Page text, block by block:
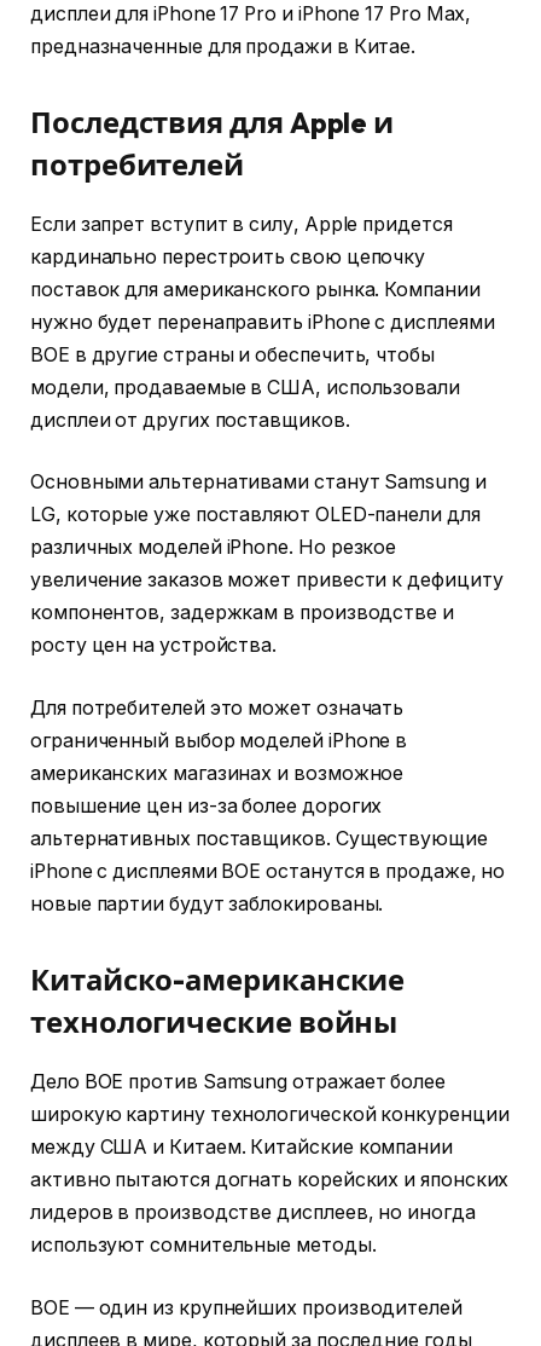
дисплеи для iPhone 17 Pro и iPhone 17 Pro Max,
предназначенные для продажи в Китае.
Последствия для Apple и
потребителей
Если запрет вступит в силу, Apple придется
кардинально перестроить свою цепочку
поставок для американского рынка. Компании
нужно будет перенаправить iPhone с дисплеями
BOE в другие страны и обеспечить, чтобы
модели, продаваемые в США, использовали
дисплеи от других поставщиков.
Основными альтернативами станут Samsung и
LG, которые уже поставляют OLED-панели для
различных моделей iPhone. Но резкое
увеличение заказов может привести к дефициту
компонентов, задержкам в производстве и
росту цен на устройства.
Для потребителей это может означать
ограниченный выбор моделей iPhone в
американских магазинах и возможное
повышение цен из-за более дорогих
альтернативных поставщиков. Существующие
iPhone с дисплеями BOE останутся в продаже, но
новые партии будут заблокированы.
Китайско-американские
технологические войны
Дело BOE против Samsung отражает более
широкую картину технологической конкуренции
между США и Китаем. Китайские компании
активно пытаются догнать корейских и японских
лидеров в производстве дисплеев, но иногда
используют сомнительные методы.
BOE — один из крупнейших производителей
дисплеев в мире, который за последние годы